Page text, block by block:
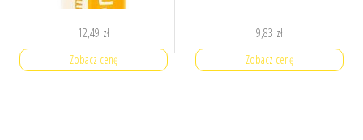
12,49 zł
Zobacz cenę
9,83 zł
Zobacz cenę